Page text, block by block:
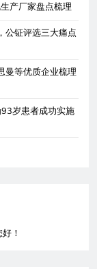
产厂家盘点梳理
公钲评选三大痛点
曼等优质企业梳理
岁患者成功实施
！